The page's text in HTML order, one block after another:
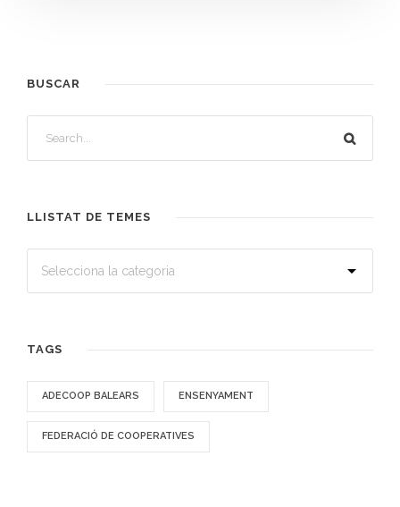
BUSCAR
LLISTAT DE TEMES
TAGS
ADECOOP BALEARS ENSENYAMENT
FEDERACIÓ DE COOPERATIVES